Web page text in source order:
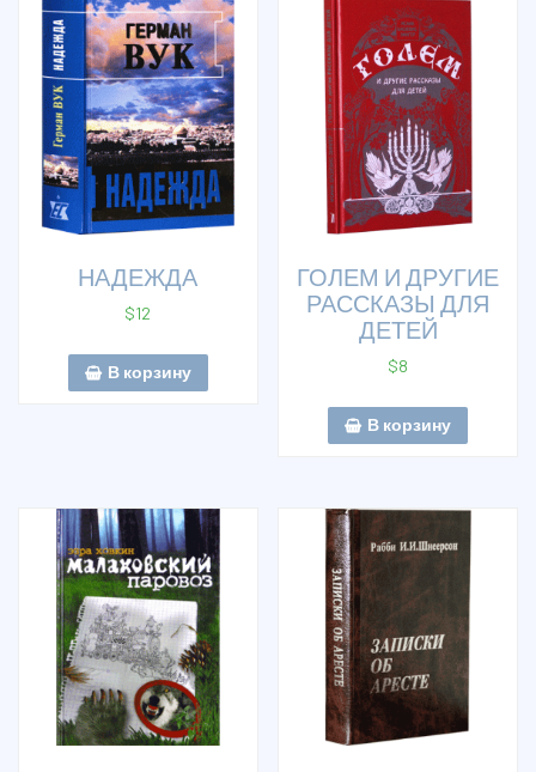
НАДЕЖДА
$12
В корзину
ГОЛЕМ И ДРУГИЕ
РАССКАЗЫ ДЛЯ
ДЕТЕЙ
$8
В корзину